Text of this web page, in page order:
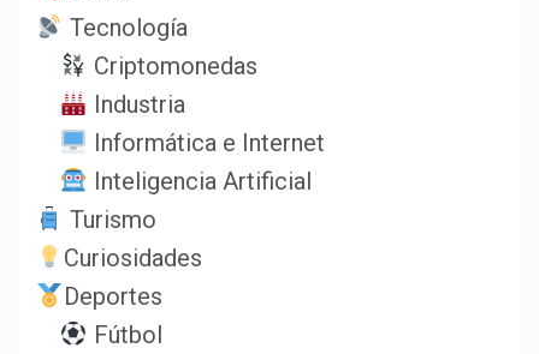
Tecnología
Criptomonedas
Industria
Informática e Internet
Inteligencia Artificial
Turismo
Curiosidades
Deportes
Fútbol